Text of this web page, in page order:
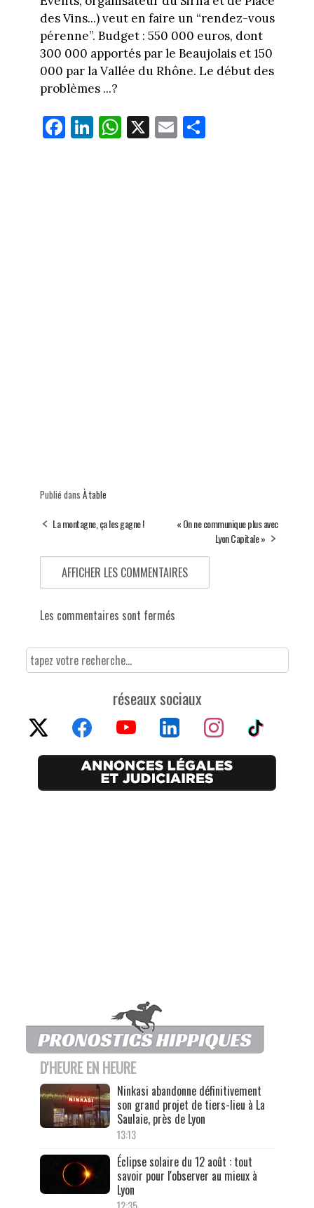
des Vins...) veut en faire un “rendez-vous
pérenne”. Budget : 550 000 euros, dont
300 000 apportés par le Beaujolais et 150
000 par la Vallée du Rhône. Le début des
problèmes ...?
Fa
ce
Li
nk
W
ha
X E
m
Pa
Publié dans À table
La montagne, ça les gagne !
« On ne communique plus avec
Lyon Capitale »
AFFICHER LES COMMENTAIRES
Les commentaires sont fermés
réseaux sociaux
D'HEURE EN HEURE
Ninkasi abandonne définitivement
son grand projet de tiers-lieu à La
Saulaie, près de Lyon
13:13
Éclipse solaire du 12 août : tout
savoir pour l'observer au mieux à
Lyon